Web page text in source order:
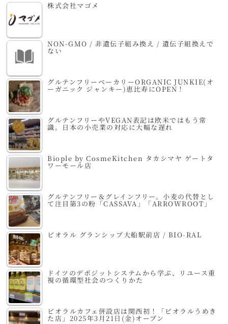
株式会社マゴメ
NON-GMO / 非遺伝子組み換え / 遺伝子組換えで
ない
グルテンフリーベーカリーORGANIC JUNKIE(オ
ーガニック ジャンキー)恵比寿にOPEN！
グルテンフリーやVEGAN表記は欧米ではもう常
識。日本の小売業の対応に大幅な遅れ
Biople by CosmeKitchen タカシマヤ ゲートタ
ワーモール店
グルテンフリー＆グレインフリー。小麦の代替とし
て注目第3の粉「CASSAVA」「ARROWROOT」
ビオラル グランシップ大船駅前店 / BIO-RAL
ドイツのデポジットシステムから学ぶ、リユース重
視の循環型社会のつくりかた
ビオラルカフェ併設店は関西初！「ビオラルうめき
た店」2025年3月21日(金)オープン